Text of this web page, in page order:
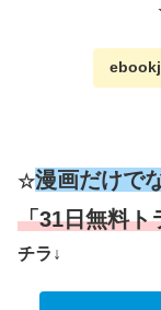
☆漫画だけで
「31日無料ト
チラ↓